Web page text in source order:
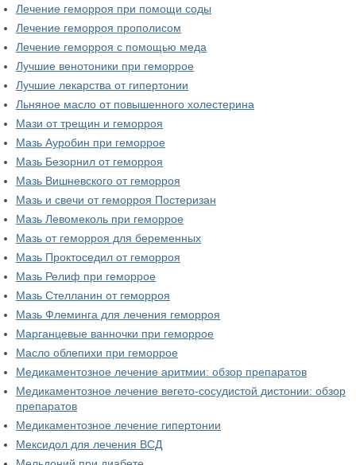
Лечение геморроя при помощи соды
Лечение геморроя прополисом
Лечение геморроя с помощью меда
Лучшие венотоники при геморрое
Лучшие лекарства от гипертонии
Льняное масло от повышенного холестерина
Мази от трещин и геморроя
Мазь Ауробин при геморрое
Мазь Безорнил от геморроя
Мазь Вишневского от геморроя
Мазь и свечи от геморроя Постеризан
Мазь Левомеколь при геморрое
Мазь от геморроя для беременных
Мазь Проктоседил от геморроя
Мазь Релиф при геморрое
Мазь Стелланин от геморроя
Мазь Флеминга для лечения геморроя
Марганцевые ванночки при геморрое
Масло облепихи при геморрое
Медикаментозное лечение аритмии: обзор препаратов
Медикаментозное лечение вегето-сосудистой дистонии: обзор
препаратов
Медикаментозное лечение гипертонии
Мексидол для лечения ВСД